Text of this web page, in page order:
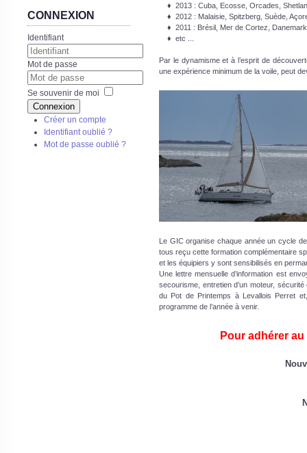
CONNEXION
Identifiant
Mot de passe
Se souvenir de moi
Connexion
Créer un compte
Identifiant oublié ?
Mot de passe oublié ?
♦ 2013 : Cuba, Ecosse, Orcades,
♦ 2012 : Malaisie, Spitzberg, Suède,
♦ 2011 : Brésil, Mer de Cortez,
♦ etc ...
Par le dynamisme et à l’esprit de
une expérience minimum de la voile, peut
Le GIC organise chaque année un cycle
tous reçu cette formation complémentaire
et les équipiers y sont sensibilisés en
Une lettre mensuelle d’information est
secourisme, entretien d’un moteur,
du Pot de Printemps à Levallois Perret
programme de l’année à venir.
Pour adhérer